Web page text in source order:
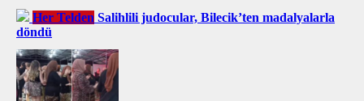
Her Telden Salihlili judocular, Bilecik’ten madalyalarla
döndü